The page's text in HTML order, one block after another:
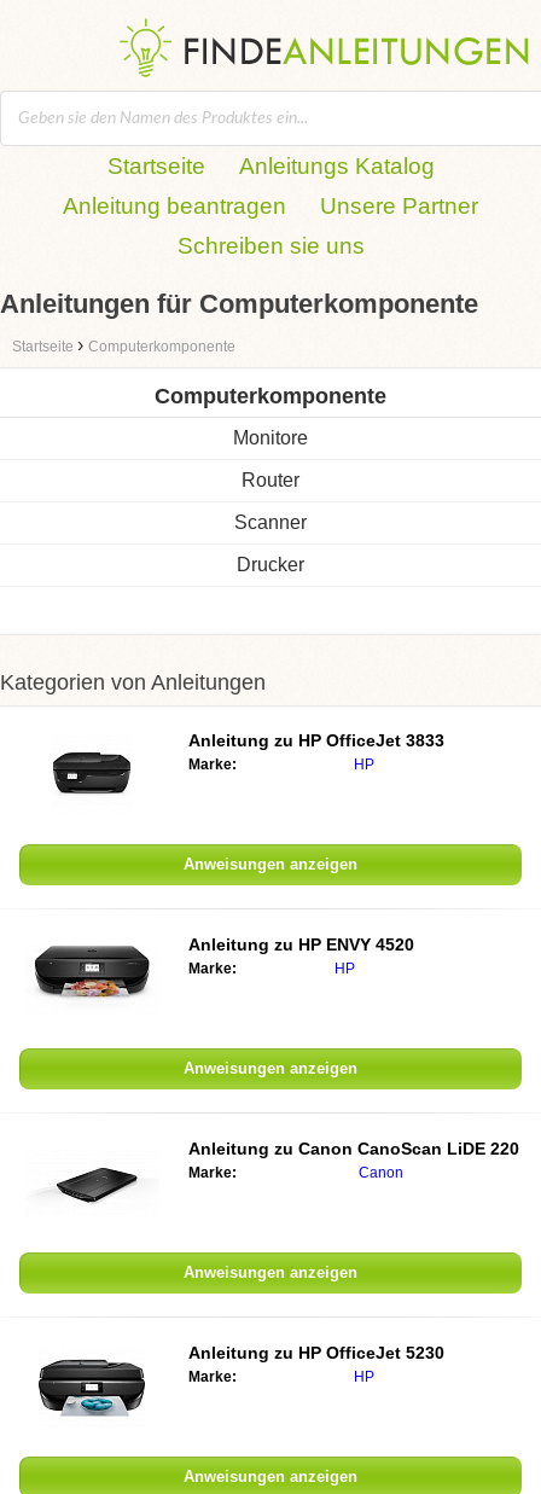
Startseite
Anleitungs Katalog
Anleitung beantragen
Unsere Partner
Schreiben sie uns
Anleitungen für Computerkomponente
Startseite › Computerkomponente
Computerkomponente
Monitore
Router
Scanner
Drucker
Kategorien von Anleitungen
Anleitung zu HP OfficeJet 3833
Marke: HP
Anweisungen anzeigen
Anleitung zu HP ENVY 4520
Marke: HP
Anweisungen anzeigen
Anleitung zu Canon CanoScan LiDE 220
Marke: Canon
Anweisungen anzeigen
Anleitung zu HP OfficeJet 5230
Marke: HP
Anweisungen anzeigen